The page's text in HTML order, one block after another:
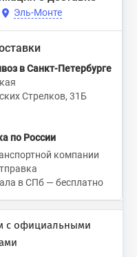
Эль-Монте
в Санкт-Петербурге
Стрелков, 31Б
по России
компании
в СПб — бесплатно
с официальными